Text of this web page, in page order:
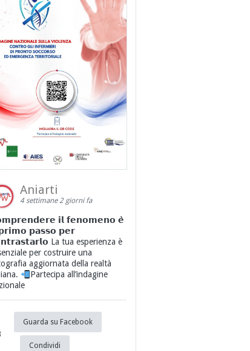
Aniarti
4 settimane 2 giorni fa
𝗶𝗹 𝗳𝗲𝗻𝗼𝗺𝗲𝗻𝗼 𝗲̀
𝗽𝗿𝗶𝗺𝗼 𝗽𝗮𝘀𝘀𝗼 𝗽𝗲𝗿
La tua esperienza è
per costruire una
aggiornata della realtà
Partecipa all’indagine
Guarda su Facebook
Condividi